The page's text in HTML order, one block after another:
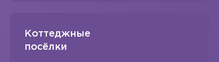
Коттеджные
посёлки